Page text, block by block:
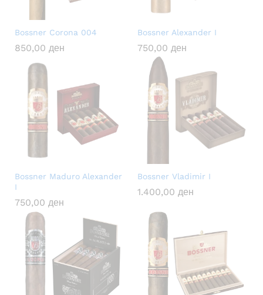
Bossner Corona 004
850,00 ден
Bossner Alexander I
750,00 ден
Bossner Maduro Alexander
I
750,00 ден
Bossner Vladimir I
1.400,00 ден